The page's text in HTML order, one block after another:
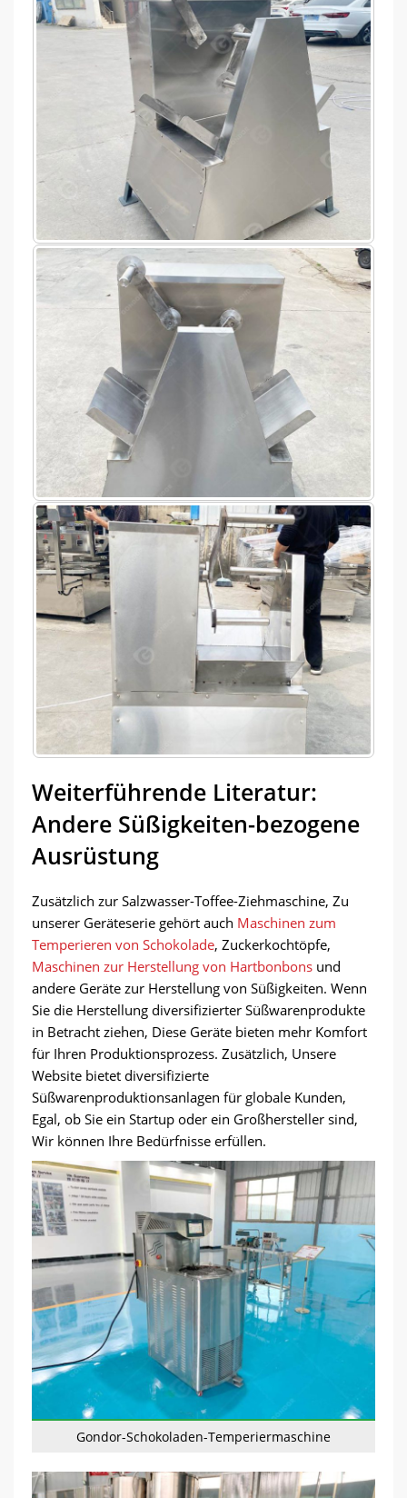
Weiterführende Literatur:
Andere Süßigkeiten-bezogene
Ausrüstung
Zusätzlich zur Salzwasser-Toffee-Ziehmaschine, Zu
unserer Geräteserie gehört auch Maschinen zum
Temperieren von Schokolade, Zuckerkochtöpfe,
Maschinen zur Herstellung von Hartbonbons und
andere Geräte zur Herstellung von Süßigkeiten. Wenn
Sie die Herstellung diversifizierter Süßwarenprodukte
in Betracht ziehen, Diese Geräte bieten mehr Komfort
für Ihren Produktionsprozess. Zusätzlich, Unsere
Website bietet diversifizierte
Süßwarenproduktionsanlagen für globale Kunden,
Egal, ob Sie ein Startup oder ein Großhersteller sind,
Wir können Ihre Bedürfnisse erfüllen.
Gondor-Schokoladen-Temperiermaschine